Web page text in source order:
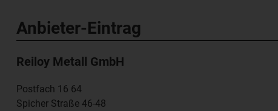
Anbieter-Eintrag
Reiloy Metall GmbH
Postfach 16 64
Spicher Straße 46-48